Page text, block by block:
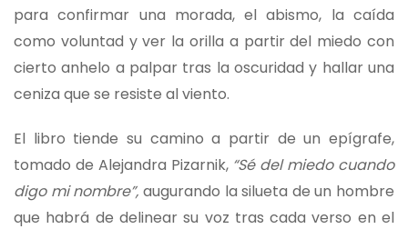
para confirmar una morada, el abismo, la caída
como voluntad y ver la orilla a partir del miedo con
cierto anhelo a palpar tras la oscuridad y hallar una
ceniza que se resiste al viento.
El libro tiende su camino a partir de un epígrafe,
tomado de Alejandra Pizarnik, “Sé del miedo cuando
digo mi nombre”, augurando la silueta de un hombre
que habrá de delinear su voz tras cada verso en el